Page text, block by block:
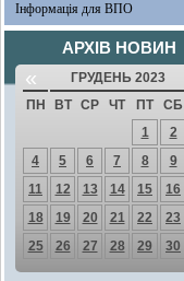
Інформація для ВПО
АРХІВ НОВИН
« ГРУДЕНЬ 2023
ПН ВТ СР ЧТ ПТ СБ
1
2
4
5 6 7 8 9
11
12 13 14 15 16
18
19 20 21 22 23
25
26 27 28 29 30